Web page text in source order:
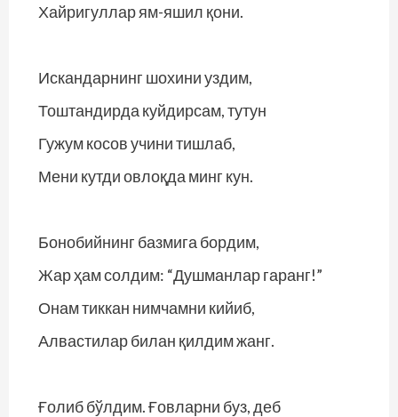
Хайригуллар ям-яшил қони.
Искандарнинг шохини уздим,
Тоштандирда куйдирсам, тутун
Гужум косов учини тишлаб,
Мени кутди овлоқда минг кун.
Бонобийнинг базмига бордим,
Жар ҳам солдим: “Душманлар гаранг!”
Онам тиккан нимчамни кийиб,
Алвастилар билан қилдим жанг.
Ғолиб бўлдим. Ғовларни буз, деб